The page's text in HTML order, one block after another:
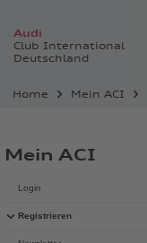
Audi
Club International
Deutschland
Home Mein ACI
Mein ACI
Login
Registrieren